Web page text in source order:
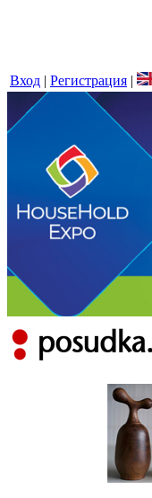
Вход | Регистрация |